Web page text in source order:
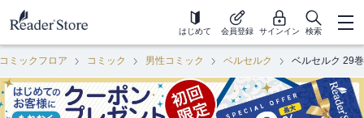
はじめて 会員登録 サインイン 検索
コミックフロア コミック 男性コミック ベルセルク ベルセルク 29巻